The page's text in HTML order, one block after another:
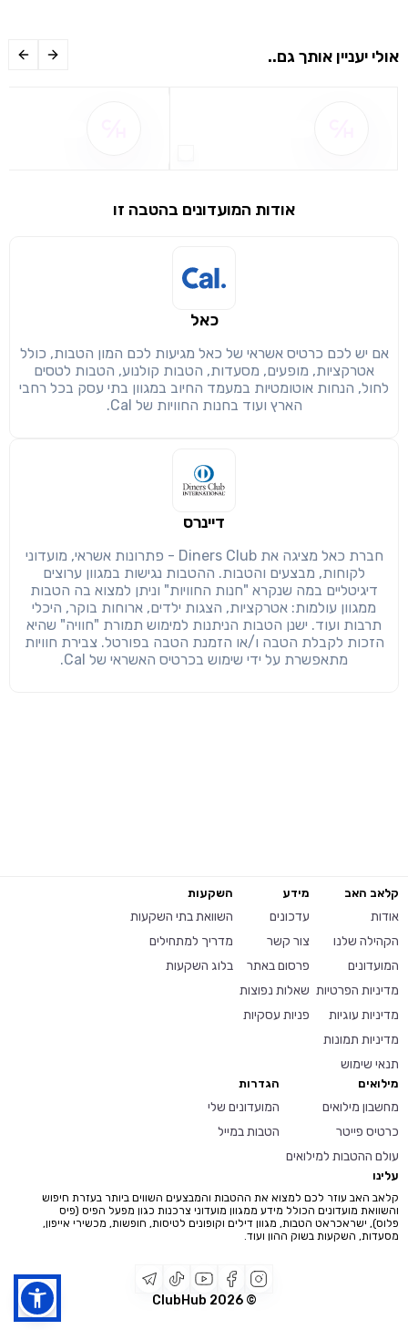
העתק
שימו לב!
מימוש הטבה זו ניתן רק לחברי
חזרה הבנתי, המשך לאתר
אולי יעניין אותך גם..
אודות המועדונים בהטבה זו
כאל
אם יש לכם כרטיס אשראי של כאל מגיעות לכם המון הטבות, כולל
אטרקציות, מופעים, מסעדות, הטבות קולנוע, הטבות לטסים
לחול, הנחות אוטומטיות במעמד החיוב במגוון בתי עסק בכל רחבי
הארץ ועוד בחנות החוויות של Cal.
דיינרס
חברת כאל מציגה את Diners Club - פתרונות אשראי, מועדוני
לקוחות, מבצעים והטבות. ההטבות נגישות במגוון ערוצים
דיגיטליים במה שנקרא "חנות החוויות" וניתן למצוא בה הטבות
ממגוון עולמות: אטרקציות, הצגות ילדים, ארוחות בוקר, היכלי
תרבות ועוד. ישנן הטבות הניתנות למימוש תמורת "חוויה" שהיא
הזכות לקבלת הטבה ו/או הזמנת הטבה בפורטל. צבירת חוויות
מתאפשרת על ידי שימוש בכרטיס האשראי של Cal.
© ClubHub
2026
קלאב האב
אודות
הקהילה שלנו
המועדונים
מדיניות הפרטיות
מדיניות עוגיות
מדיניות תמונות
תנאי שימוש
מידע
עדכונים
צור קשר
פרסום באתר
שאלות נפוצות
פניות עסקיות
השקעות
השוואת בתי השקעות
מדריך למתחילים
בלוג השקעות
מילואים
מחשבון מילואים
כרטיס פייטר
עולם ההטבות למילואים
הגדרות
המועדונים שלי
הטבות במייל
עלינו
קלאב האב עוזר לכם למצוא את ההטבות והמבצעים השווים ביותר בעזרת חיפוש
והשוואת מועדונים הכולל מידע ממגוון מועדוני צרכנות כגון מפעל הפיס (פיס
פלוס), ישראכראט הטבות, מגוון דילים וקופונים לטיסות, חופשות, מכשירי אייפון,
מסעדות, השקעות בשוק ההון ועוד.